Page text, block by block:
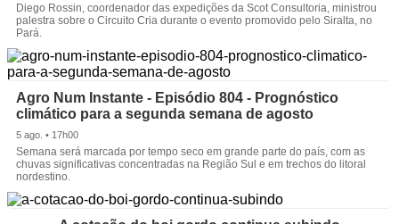
Diego Rossin, coordenador das expedições da Scot Consultoria, ministrou
palestra sobre o Circuito Cria durante o evento promovido pelo Siralta, no
Pará.
Agro Num Instante - Episódio 804 - Prognóstico
climático para a segunda semana de agosto
5 ago. • 17h00
Semana será marcada por tempo seco em grande parte do país, com as
chuvas significativas concentradas na Região Sul e em trechos do litoral
nordestino.